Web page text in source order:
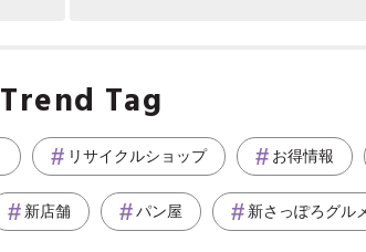
Trend Tag
リサイクルショップ お得情報
新店舗 パン屋 新さっぽろグル